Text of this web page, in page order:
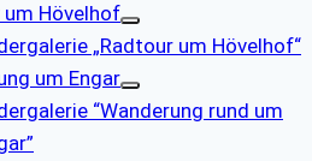
um Hövelhof
„Radtour um Hövelhof“
um Engar
“Wanderung rund um